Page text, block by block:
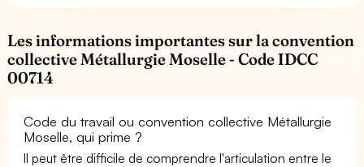
Les informations importantes sur la convention
collective Métallurgie Moselle - Code IDCC
00714
Code du travail ou convention collective Métallurgie
Moselle, qui prime ?
Il peut être difficile de comprendre l'articulation entre le